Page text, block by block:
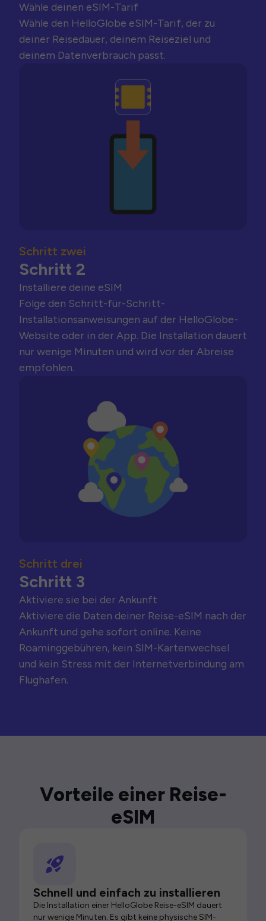
Wähle deinen eSIM-Tarif
Wähle den HelloGlobe eSIM-Tarif, der zu
deiner Reisedauer, deinem Reiseziel und
deinem Datenverbrauch passt.
Schritt zwei
Schritt 2
Installiere deine eSIM
Folge den Schritt-für-Schritt-
Installationsanweisungen auf der HelloGlobe-
Website oder in der App. Die Installation dauert
nur wenige Minuten und wird vor der Abreise
empfohlen.
Schritt drei
Schritt 3
Aktiviere sie bei der Ankunft
Aktiviere die Daten deiner Reise-eSIM nach der
Ankunft und gehe sofort online. Keine
Roaminggebühren, kein SIM-Kartenwechsel
und kein Stress mit der Internetverbindung am
Flughafen.
Vorteile einer Reise-
eSIM
Schnell und einfach zu installieren
Die Installation einer HelloGlobe Reise-eSIM dauert
nur wenige Minuten. Es gibt keine physische SIM-